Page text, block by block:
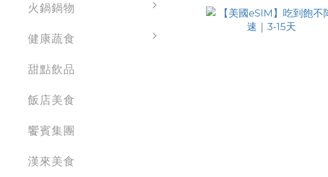
火鍋鍋物
健康蔬食
甜點飲品
飯店美食
饗賓集團
漢來美食